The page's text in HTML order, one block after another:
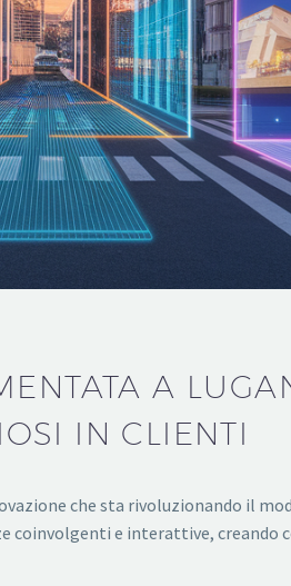
A
IN CLIENTI
che sta rivoluzionando il
coinvolgenti e interattive,